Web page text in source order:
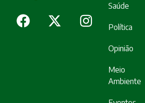
Saúde
Política
Opinião
Meio
Ambiente